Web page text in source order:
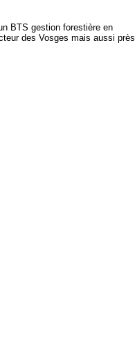
BTS gestion forestière en
des Vosges mais aussi près